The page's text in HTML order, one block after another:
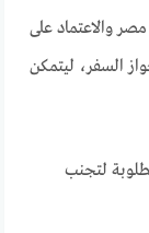
والاعتماد على
السفر، ليتمكن
لتجنب